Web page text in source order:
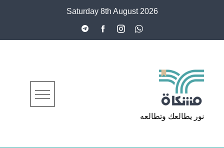
Saturday 8th August 2026
مشكاة
نور يطالعك وتطالعه